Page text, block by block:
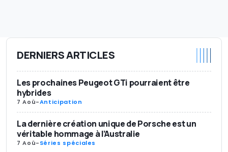
DERNIERS ARTICLES
Les prochaines Peugeot GTi pourraient être
hybrides
7 Aoû-Anticipation
La dernière création unique de Porsche est un
véritable hommage à l’Australie
7 Aoû-Séries spéciales